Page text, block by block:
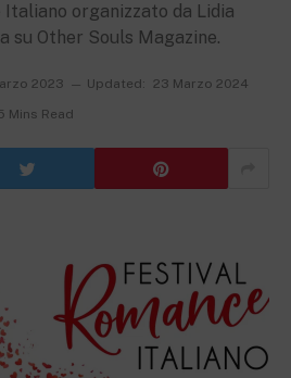
Italiano organizzato da Lidia
su Other Souls Magazine.
2023 Updated:
23 Marzo 2024
Mins Read